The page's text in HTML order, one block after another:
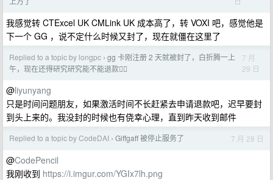
我感觉转 CTExcel UK CMLink UK 成本高了，转 VOXI 吧，感觉他是
下一个 GG ，说不定什么时候又封了，现在就僵在这里了
Replied to a topic by longpc › gg 卡刚注册 2 天就被封了，白折腾一上
午，现在还得研究研究能不能退款🙂‍↔️
7 月
29 日
@liyunyang
只是时间问题朋友，如果激活时间不长赶紧去申请退款吧，迟早要封
到头上来的。我没封的时候也有侥幸心理，直到昨天收到邮件
Replied to a topic by CodeDAI › Giffgaff 被停止服务了 7 月 28 日
@CodePencil
我刚收到 https://i.imgur.com/YGIx7lh.png